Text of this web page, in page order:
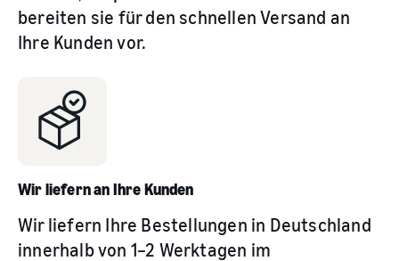
bereiten sie für den schnellen Versand an
Ihre Kunden vor.
Wir liefern an Ihre Kunden
Wir liefern Ihre Bestellungen in Deutschland
innerhalb von 1–2 Werktagen im